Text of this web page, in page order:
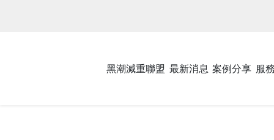
黑潮減重聯盟 最新消息 案例分享 服